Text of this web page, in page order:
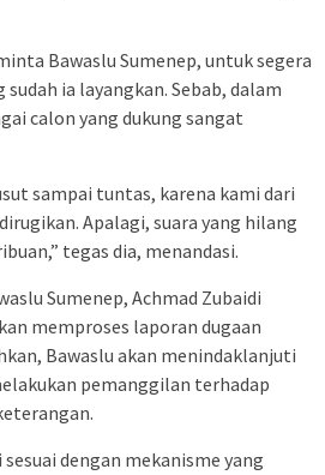
Bawaslu Sumenep, untuk segera
ia layangkan. Sebab, dalam
calon yang dukung sangat
sampai tuntas, karena kami dari
Apalagi, suara yang hilang
tegas dia, menandasi.
Sumenep, Achmad Zubaidi
memproses laporan dugaan
Bawaslu akan menindaklanjuti
pemanggilan terhadap
dengan mekanisme yang